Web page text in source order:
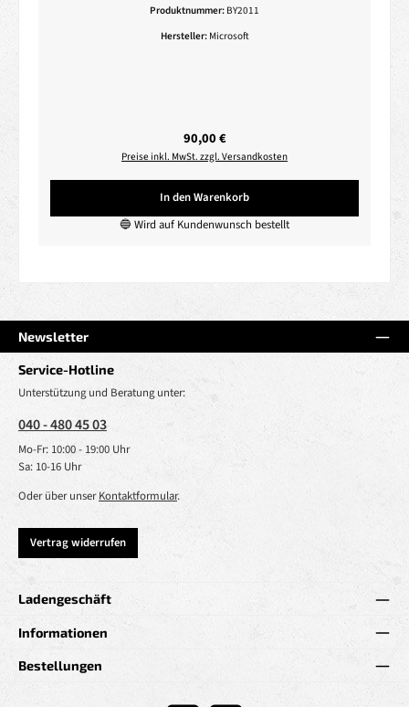
Produktnummer: BY2011
Hersteller: Microsoft
Regulärer Preis:
90,00 €
Preise inkl. MwSt. zzgl. Versandkosten
In den Warenkorb
🔵 Wird auf Kundenwunsch bestellt
Newsletter
Service-Hotline
Unterstützung und Beratung unter:
040 - 480 45 03
Mo-Fr: 10:00 - 19:00 Uhr
Sa: 10-16 Uhr
Oder über unserKontaktformular.
Vertrag widerrufen
Ladengeschäft
Informationen
Bestellungen